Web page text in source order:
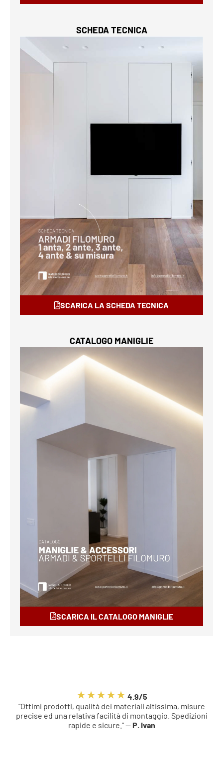
SCHEDA TECNICA
SCARICA LA SCHEDA TECNICA
CATALOGO MANIGLIE
SCARICA IL CATALOGO MANIGLIE
4.9/5
“Ottimi prodotti, qualità dei materiali altissima, misure
precise ed una relativa facilità di montaggio. Spedizioni
rapide e sicure.” — P. Ivan